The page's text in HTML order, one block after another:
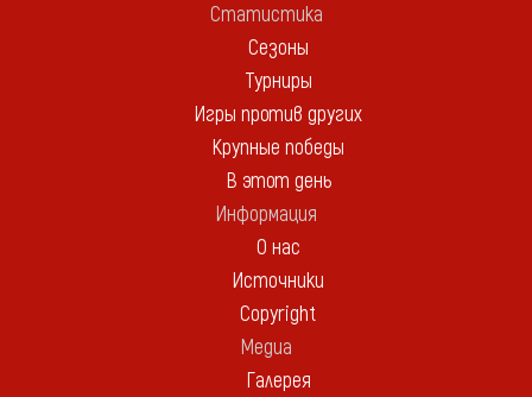
Статистика
Сезоны
Турниры
Игры против других
Крупные победы
В этот день
Информация
О нас
Источники
Copyright
Медиа
Галерея